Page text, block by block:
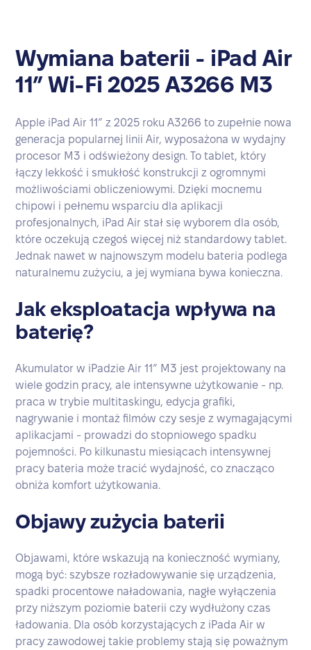
Wymiana baterii - iPad Air
11” Wi-Fi 2025 A3266 M3
Apple iPad Air 11” z 2025 roku A3266 to zupełnie nowa
generacja popularnej linii Air, wyposażona w wydajny
procesor M3 i odświeżony design. To tablet, który
łączy lekkość i smukłość konstrukcji z ogromnymi
możliwościami obliczeniowymi. Dzięki mocnemu
chipowi i pełnemu wsparciu dla aplikacji
profesjonalnych, iPad Air stał się wyborem dla osób,
które oczekują czegoś więcej niż standardowy tablet.
Jednak nawet w najnowszym modelu bateria podlega
naturalnemu zużyciu, a jej wymiana bywa konieczna.
Jak eksploatacja wpływa na
baterię?
Akumulator w iPadzie Air 11” M3 jest projektowany na
wiele godzin pracy, ale intensywne użytkowanie - np.
praca w trybie multitaskingu, edycja grafiki,
nagrywanie i montaż filmów czy sesje z wymagającymi
aplikacjami - prowadzi do stopniowego spadku
pojemności. Po kilkunastu miesiącach intensywnej
pracy bateria może tracić wydajność, co znacząco
obniża komfort użytkowania.
Objawy zużycia baterii
Objawami, które wskazują na konieczność wymiany,
mogą być: szybsze rozładowywanie się urządzenia,
spadki procentowe naładowania, nagłe wyłączenia
przy niższym poziomie baterii czy wydłużony czas
ładowania. Dla osób korzystających z iPada Air w
pracy zawodowej takie problemy stają się poważnym